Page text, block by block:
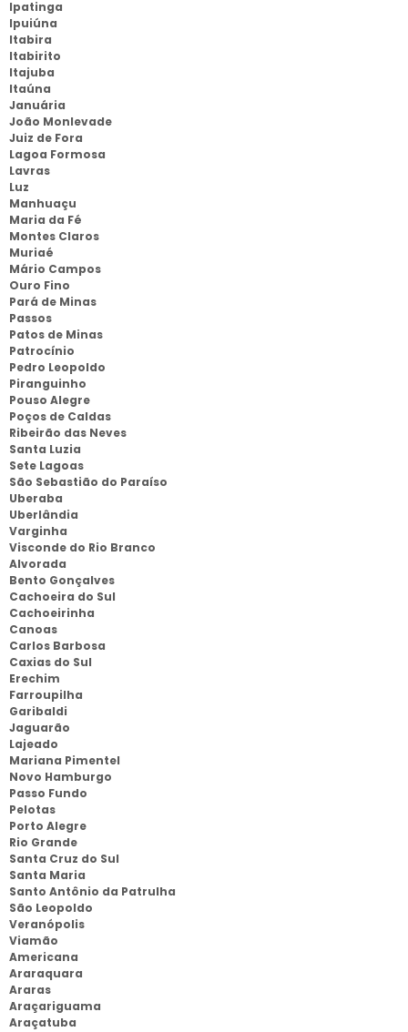
Ipatinga
Ipuiúna
Itabira
Itabirito
Itajuba
Itaúna
Januária
João Monlevade
Juiz de Fora
Lagoa Formosa
Lavras
Luz
Manhuaçu
Maria da Fé
Montes Claros
Muriaé
Mário Campos
Ouro Fino
Pará de Minas
Passos
Patos de Minas
Patrocínio
Pedro Leopoldo
Piranguinho
Pouso Alegre
Poços de Caldas
Ribeirão das Neves
Santa Luzia
Sete Lagoas
São Sebastião do Paraíso
Uberaba
Uberlândia
Varginha
Visconde do Rio Branco
Alvorada
Bento Gonçalves
Cachoeira do Sul
Cachoeirinha
Canoas
Carlos Barbosa
Caxias do Sul
Erechim
Farroupilha
Garibaldi
Jaguarão
Lajeado
Mariana Pimentel
Novo Hamburgo
Passo Fundo
Pelotas
Porto Alegre
Rio Grande
Santa Cruz do Sul
Santa Maria
Santo Antônio da Patrulha
São Leopoldo
Veranópolis
Viamão
Americana
Araraquara
Araras
Araçariguama
Araçatuba